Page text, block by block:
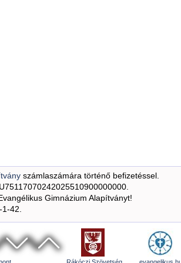
számlaszámára történő befizetéssel.
Gimnázium Alapítványt!
1-42.